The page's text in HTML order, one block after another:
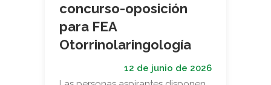
concurso-oposición
para FEA
Otorrinolaringología
12 de junio de 2026